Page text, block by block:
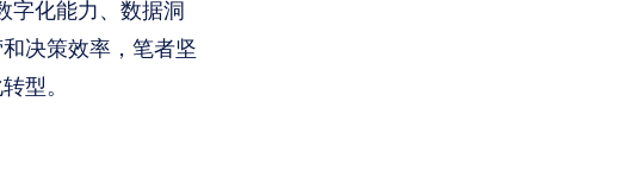
字化能力、数据洞
决策效率，笔者坚
型。